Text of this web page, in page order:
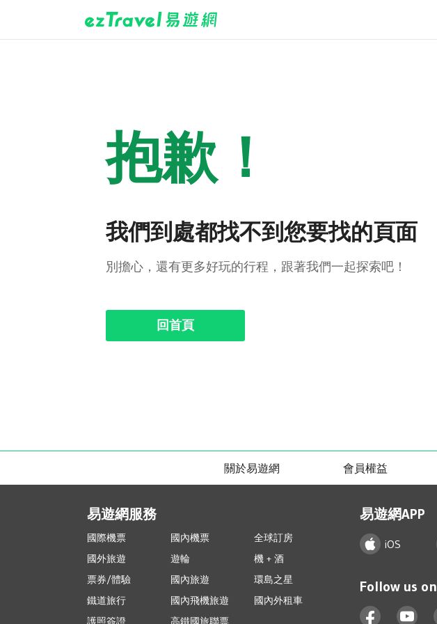
抱歉！
我們到處都找不到您要找的頁面
別擔心，還有更多好玩的行程，跟著我們一起探索吧！
回首頁
關於易遊網 會員權益
易遊網服務
國際機票 國內機票
全球訂房
國外旅遊
遊輪
機 + 酒
票券/體驗
國內旅遊
環島之星
鐵道旅行
國內飛機旅遊
國內外租車
護照簽證
高鐵國旅聯票
易遊網APP
iOS
Follow us on